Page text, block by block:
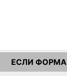
ЕСЛИ ФОРМА